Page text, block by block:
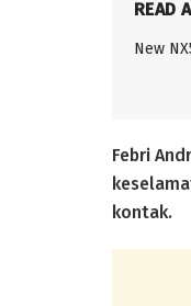
READ
New
Febri
kontak.